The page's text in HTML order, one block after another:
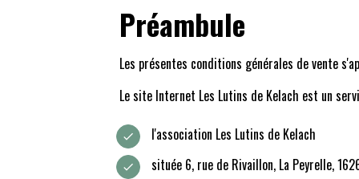
Préambule
Les présentes conditions générales de vente
Le site Internet Les Lutins de Kelach est un
l'association Les Lutins de Kelach
située 6, rue de Rivaillon, La Peyrelle,